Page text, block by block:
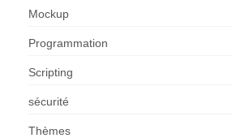
Mockup
Programmation
Scripting
sécurité
Thèmes